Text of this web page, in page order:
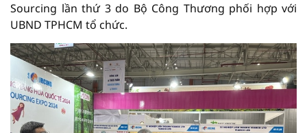
Sourcing lần thứ 3 do Bộ Công Thương phối hợp với
UBND TPHCM tổ chức.